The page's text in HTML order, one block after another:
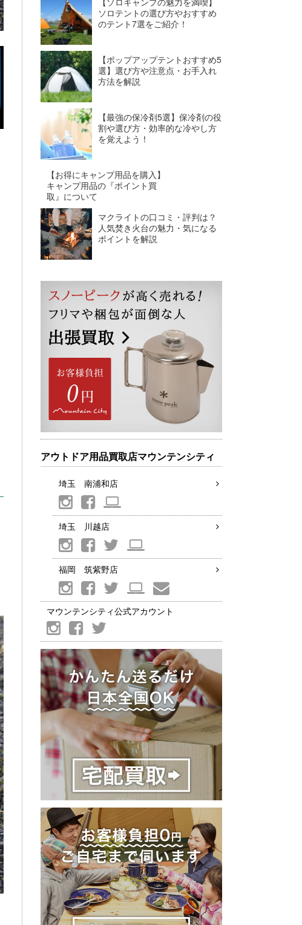
ソロテントの選び方やおすすめ
のテント7選をご紹介！
【ポップアップテントおすすめ5
選】選び方や注意点・お手入れ
方法を解説
【最強の保冷剤5選】保冷剤の役
割や選び方・効率的な冷やし方
を覚えよう！
【お得にキャンプ用品を購入】
キャンプ用品の『ポイント買
取』について
マクライトの口コミ・評判は？
人気焚き火台の魅力・気になる
ポイントを解説
アウトドア用品買取店マウンテンシティ
埼玉 南浦和店
埼玉 川越店
福岡 筑紫野店
マウンテンシティ公式アカウント